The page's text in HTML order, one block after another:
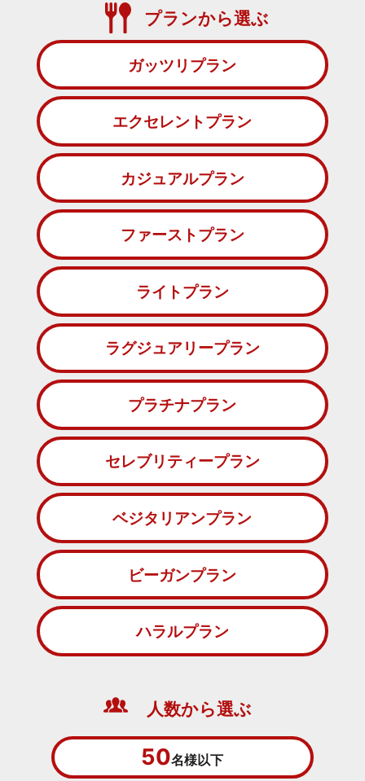
プランから選ぶ
ガッツリプラン
エクセレントプラン
カジュアルプラン
ファーストプラン
ライトプラン
ラグジュアリープラン
プラチナプラン
セレブリティープラン
ベジタリアンプラン
ビーガンプラン
ハラルプラン
人数から選ぶ
50名様以下